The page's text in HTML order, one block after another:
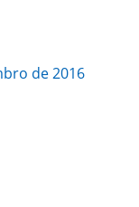
de 2016